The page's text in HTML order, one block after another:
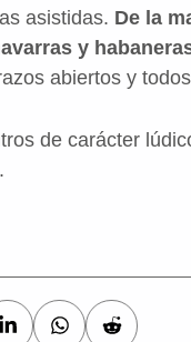
asistidas. De la
y
abiertos y
de carácter